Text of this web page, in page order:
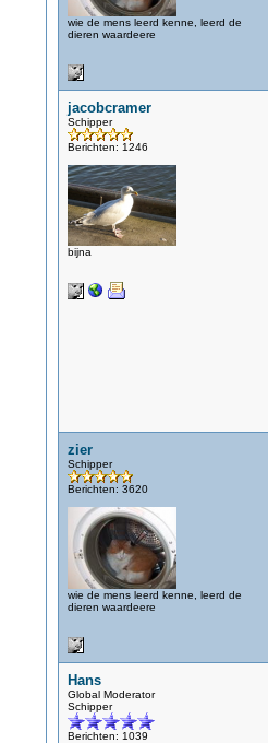
wie de mens leerd kenne, leerd de
dieren waardeere
jacobcramer
Schipper
Berichten: 1246
bijna
zier
Schipper
Berichten: 3620
wie de mens leerd kenne, leerd de
dieren waardeere
Hans
Global Moderator
Schipper
Berichten: 1039